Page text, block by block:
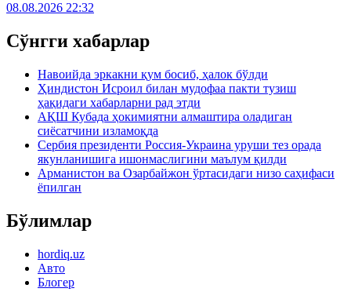
08.08.2026 22:32
Сўнгги хабарлар
Навоийда эркакни қум босиб, ҳалок бўлди
Ҳиндистон Исроил билан мудофаа пакти тузиш
ҳақидаги хабарларни рад этди
АҚШ Кубада ҳокимиятни алмаштира оладиган
сиёсатчини изламоқда
Сербия президенти Россия-Украина уруши тез орада
якунланишига ишонмаслигини маълум қилди
Арманистон ва Озарбайжон ўртасидаги низо саҳифаси
ёпилган
Бўлимлар
hordiq.uz
Авто
Блогер